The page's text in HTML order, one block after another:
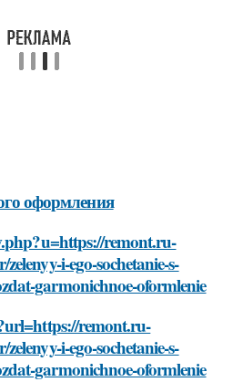
оформления
remont.ru-
i-ego-sochetanie-s-
garmonichnoe-oformlenie
remont.ru-
i-ego-sochetanie-s-
garmonichnoe-oformlenie